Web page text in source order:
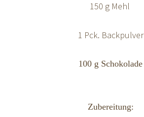
150 g Mehl
1 Pck. Backpulver
100 g Schokolade
Zubereitung: